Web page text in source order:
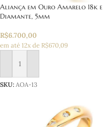
Aliança em Ouro Amarelo 18k e
Diamante, 5mm
R$6.700,00
em até 12x de R$670,09
Adicionar ao carrinho
SKU:AOA-13